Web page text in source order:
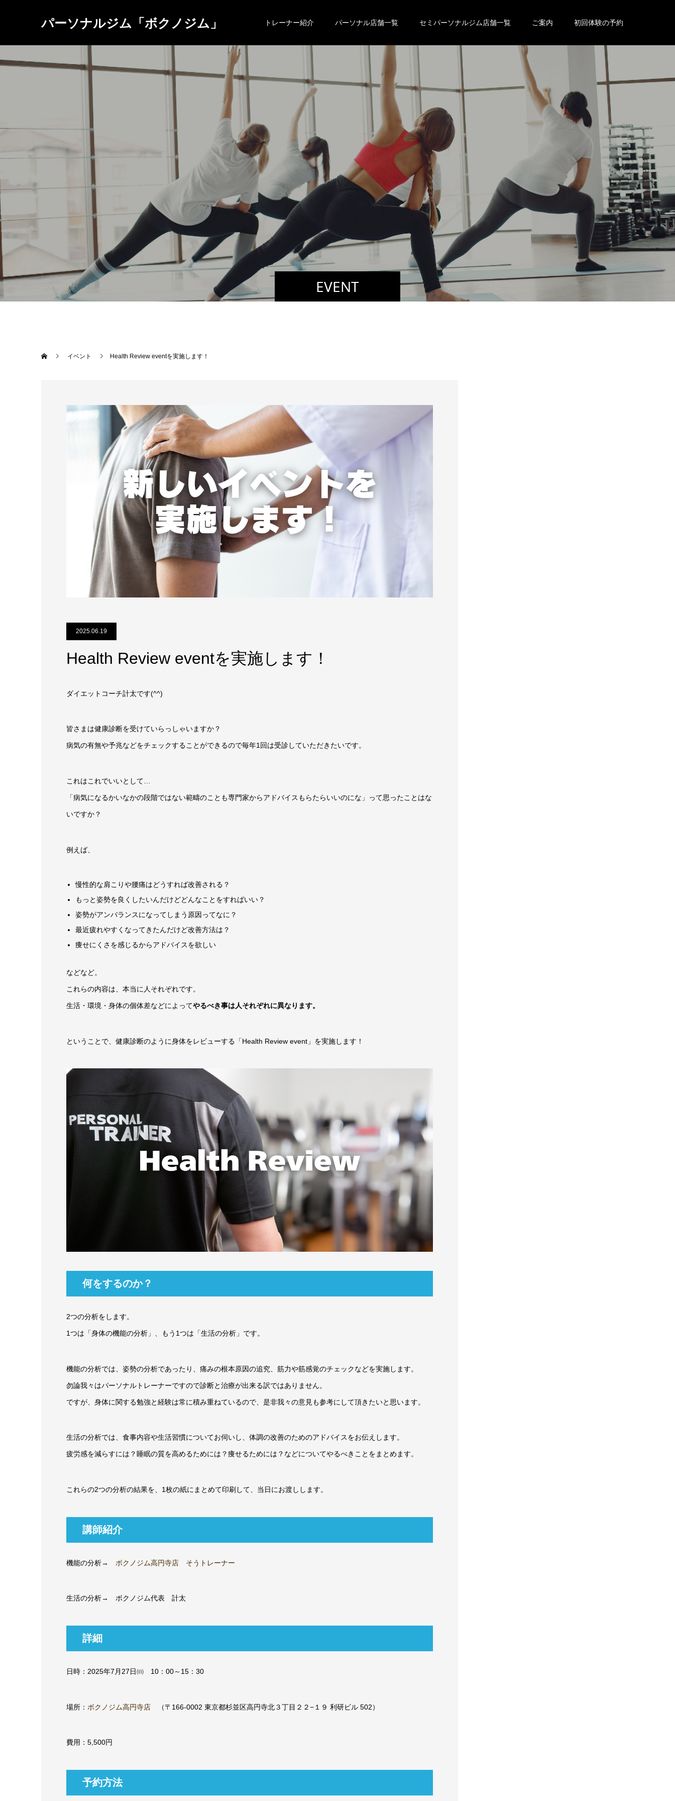
パーソナルジム「ボクノジム」 トレーナー紹介 パーソナル店舗一覧 セミパーソナルジム店舗一覧 ご案内 初回体験の予約
EVENT
イベント Health Review eventを実施します！
2025.06.19
Health Review eventを実施します！
ダイエットコーチ計太です(^^)
皆さまは健康診断を受けていらっしゃいますか？
病気の有無や予兆などをチェックすることができるので毎年1回は受診していただきたいです。
これはこれでいいとして…
「病気になるかいなかの段階ではない範疇のことも専門家からアドバイスもらたらいいのにな」って思ったことはな
いですか？
例えば、
慢性的な肩こりや腰痛はどうすれば改善される？
もっと姿勢を良くしたいんだけどどんなことをすればいい？
姿勢がアンバランスになってしまう原因ってなに？
最近疲れやすくなってきたんだけど改善方法は？
痩せにくさを感じるからアドバイスを欲しい
などなど。
これらの内容は、本当に人それぞれです。
生活・環境・身体の個体差などによってやるべき事は人それぞれに異なります。
ということで、健康診断のように身体をレビューする「Health Review event」を実施します！
何をするのか？
2つの分析をします。
1つは「身体の機能の分析」、もう1つは「生活の分析」です。
機能の分析では、姿勢の分析であったり、痛みの根本原因の追究、筋力や筋感覚のチェックなどを実施します。
勿論我々はパーソナルトレーナーですので診断と治療が出来る訳ではありません。
ですが、身体に関する勉強と経験は常に積み重ねているので、是非我々の意見も参考にして頂きたいと思います。
生活の分析では、食事内容や生活習慣についてお伺いし、体調の改善のためのアドバイスをお伝えします。
疲労感を減らすには？睡眠の質を高めるためには？痩せるためには？などについてやるべきことをまとめます。
これらの2つの分析の結果を、1枚の紙にまとめて印刷して、当日にお渡しします。
講師紹介
機能の分析→ ボクノジム高円寺店 そうトレーナー
生活の分析→ ボクノジム代表 計太
詳細
日時：2025年7月27日㈰ 10：00～15：30
場所： ボクノジム高円寺店 （〒166-0002 東京都杉並区高円寺北３丁目２２−１９ 利研ビル 502）
費用：5,500円
予約方法